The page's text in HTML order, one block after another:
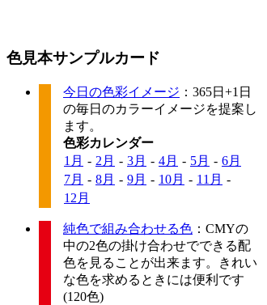
色見本サンプルカード
今日の色彩イメージ ：365日+1日
の毎日のカラーイメージを提案し
ます。
色彩カレンダー
1月 - 2月 - 3月 - 4月 - 5月 - 6月
7月 - 8月 - 9月 - 10月 - 11月 -
12月
純色で組み合わせる色 ：CMYの
中の2色の掛け合わせでできる配
色を見ることが出来ます。きれい
な色を求めるときには便利です
(120色)